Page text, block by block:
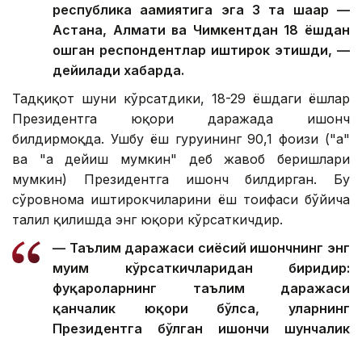
республика аҳамиятига эга 3 та шаҳар —
Астана, Алмати ва Чимкентдан 18 ёшдан
ошган респондентлар иштирок этишди, —
дейилади хабарда.
Тадқиқот шуни кўрсатдики, 18-29 ёшдаги ёшлар
Президентга юқори даражада ишонч
билдирмоқда. Ушбу ёш гуруҳининг 90,1 фоизи ("ҳа"
ва "ҳа дейиш мумкин" деб жавоб беришлари
мумкин) Президентга ишонч билдирган. Бу
сўровнома иштирокчиларини ёш тоифаси бўйича
таҳлил қилишда энг юқори кўрсаткичдир.
— Таълим даражаси сиёсий ишончнинг энг
муҳим кўрсаткичларидан биридир:
фуқароларнинг таълим даражаси
қанчалик юқори бўлса, уларнинг
Президентга бўлган ишончи шунчалик